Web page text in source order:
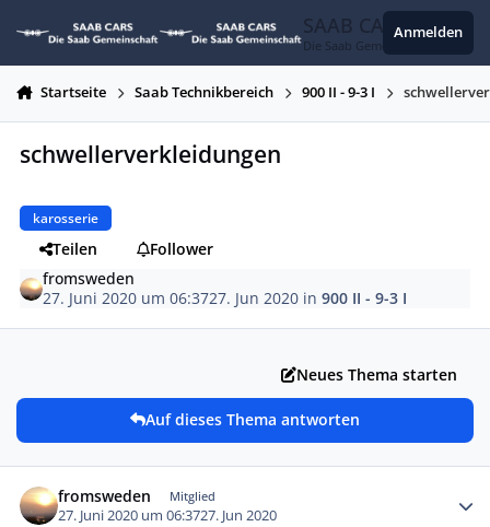
SAAB CARS
Die Saab Gemeinschaft
Anmelden
Startseite Saab Technikbereich 900 II - 9-3 I
schwellerverkleidungen
karosserie
Teilen
Follower
fromsweden
27. Juni 2020 um 06:3727. Jun 2020 in900 II - 9-3 I
Neues Thema starten
Auf dieses Thema antworten
fromsweden Mitglied
27. Juni 2020 um 06:3727. Jun 2020